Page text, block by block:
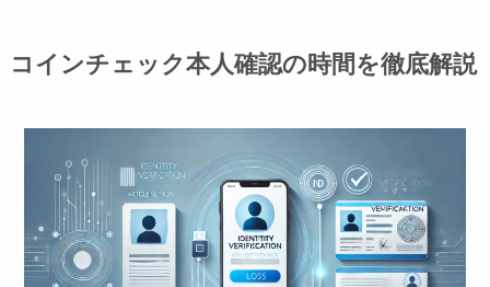
コインチェック本人確認の時間を徹底解説